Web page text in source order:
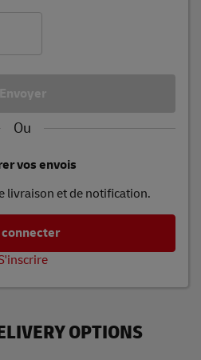
Ou
vos envois
livraison et de notification.
OPTIONS